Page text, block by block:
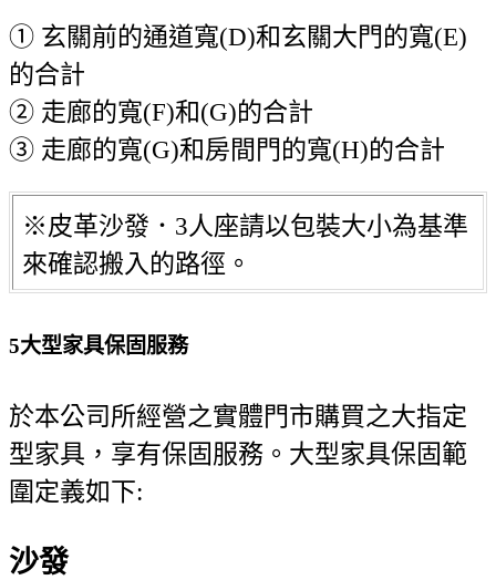
① 玄關前的通道寬(D)和玄關大門的寬(E)
的合計
② 走廊的寬(F)和(G)的合計
③ 走廊的寬(G)和房間門的寬(H)的合計
※皮革沙發．3人座請以包裝大小為基準
來確認搬入的路徑。
5大型家具保固服務
於本公司所經營之實體門市購買之大指定
型家具，享有保固服務。大型家具保固範
圍定義如下:
沙發